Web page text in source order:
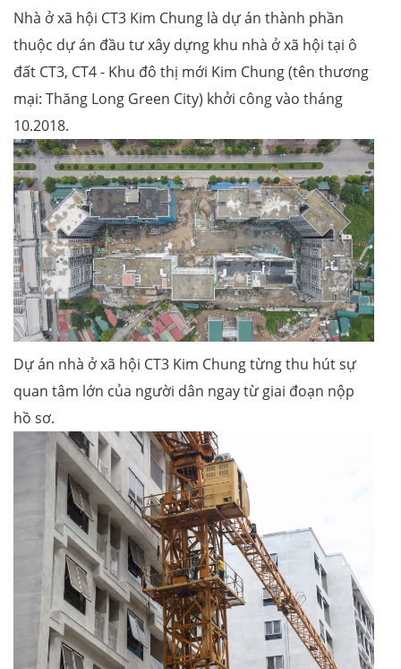
Nhà ở xã hội CT3 Kim Chung là dự án thành phần
thuộc dự án đầu tư xây dựng khu nhà ở xã hội tại ô
đất CT3, CT4 - Khu đô thị mới Kim Chung (tên thương
mại: Thăng Long Green City) khởi công vào tháng
10.2018.
Dự án nhà ở xã hội CT3 Kim Chung từng thu hút sự
quan tâm lớn của người dân ngay từ giai đoạn nộp
hồ sơ.